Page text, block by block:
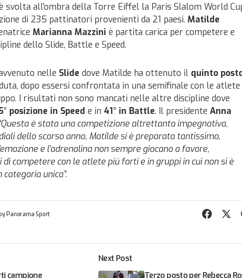
svolta all’ombra della Torre Eiffel la Paris Slalom World
di 235 pattinatori provenienti da 21 paesi. Matilde
Marianna Mazzini è partita carica per competere e
dello Slide, Battle e Speed.
nelle Slide dove Matilde ha ottenuto il quinto
dopo essersi confrontata in una semifinale con le atlete
I risultati non sono mancati nelle altre discipline dove
posizione in Speed e in 41° in Battle. Il presidente Anna
è stata una competizione altrettanto impegnativa,
dello scorso anno, Matilde si è preparata tantissimo,
e l’adrenalina non sempre giocano a favore,
competere con le atlete più forti e in gruppi in cui non si è
unica”.
by Panorama Sport
campione
Next Post
Terzo posto per Rebecca